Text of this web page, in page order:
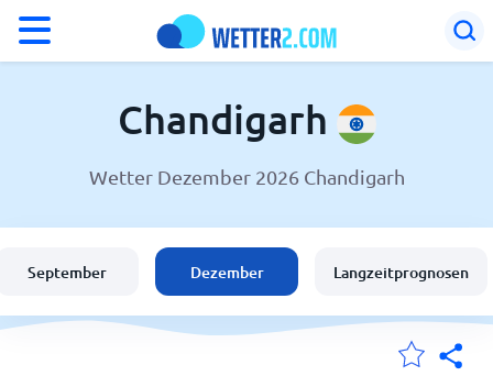
Wetter in Chandigarh
Schweiz
Chandigarh
Wetter Dezember 2026 Chandigarh
September Dezember Langzeitprognosen